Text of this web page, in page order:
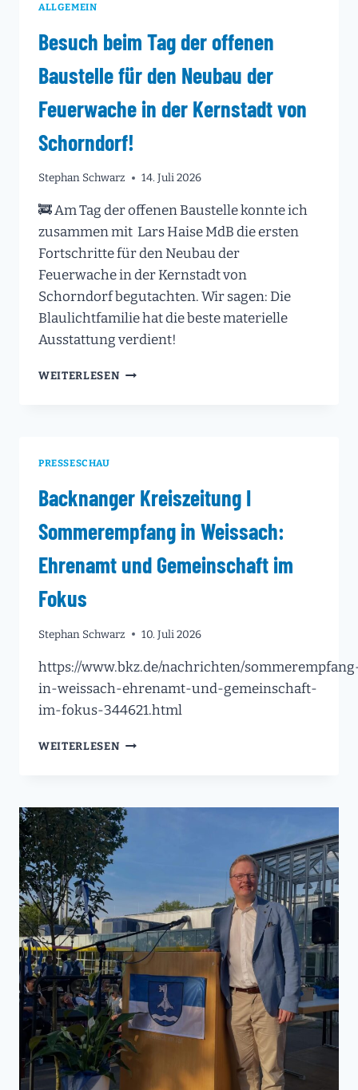
ALLGEMEIN
Besuch beim Tag der offenen
Baustelle für den Neubau der
Feuerwache in der Kernstadt von
Schorndorf!
Stephan Schwarz 14. Juli 2026
🚒 Am Tag der offenen Baustelle konnte ich
zusammen mit ⁩ Lars Haise MdB die ersten
Fortschritte für den Neubau der
Feuerwache in der Kernstadt von
Schorndorf begutachten. Wir sagen: Die
Blaulichtfamilie hat die beste materielle
Ausstattung verdient!
WEITERLESEN BESUCH
DEN
NEUBAU
DER
FEUERWACHE
DER
PRESSESCHAU
Backnanger Kreiszeitung I
Sommerempfang in Weissach:
Ehrenamt und Gemeinschaft im
Fokus
Stephan Schwarz 10. Juli 2026
https://www.bkz.de/nachrichten/
in-weissach-ehrenamt-und-gemeinschaft-
im-fokus-344621.html
WEITERLESEN BACKNANGER
IN
WEISSACH:
EHRENAMT
FOKUS